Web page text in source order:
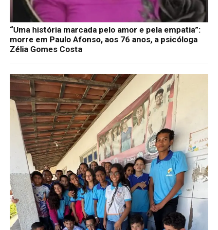
“Uma história marcada pelo amor e pela empatia”:
morre em Paulo Afonso, aos 76 anos, a psicóloga
Zélia Gomes Costa